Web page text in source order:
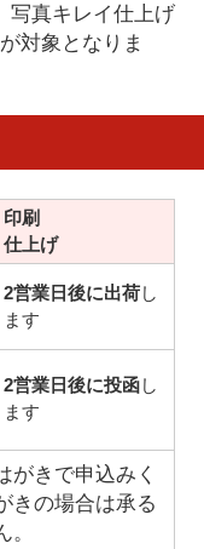
写真キレイ仕上げ
対象となりま
印刷
仕上げ
2営業日後に出荷し
ます
2営業日後に投函し
ます
きで申込みく
きの場合は承る
。